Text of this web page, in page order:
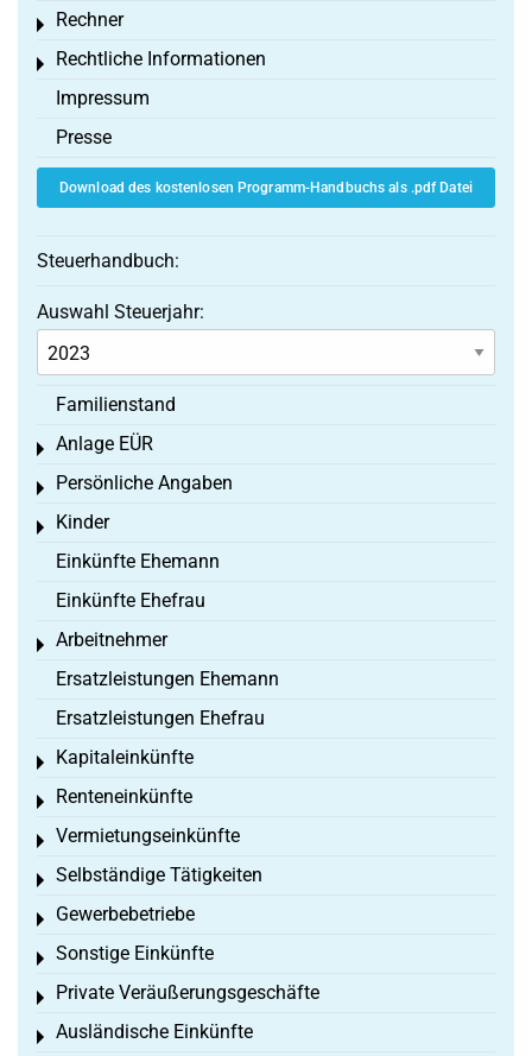
Rechner
Toggle menu
Rechtliche Informationen
Toggle menu
Impressum
Presse
Download des kostenlosen Programm-Handbuchs als .pdf Datei
Steuerhandbuch:
Auswahl Steuerjahr:
Familienstand
Anlage EÜR
Toggle menu
Persönliche Angaben
Toggle menu
Kinder
Toggle menu
Einkünfte Ehemann
Einkünfte Ehefrau
Arbeitnehmer
Toggle menu
Ersatzleistungen Ehemann
Ersatzleistungen Ehefrau
Kapitaleinkünfte
Toggle menu
Renteneinkünfte
Toggle menu
Vermietungseinkünfte
Toggle menu
Selbständige Tätigkeiten
Toggle menu
Gewerbebetriebe
Toggle menu
Sonstige Einkünfte
Toggle menu
Private Veräußerungsgeschäfte
Toggle menu
Ausländische Einkünfte
Toggle menu